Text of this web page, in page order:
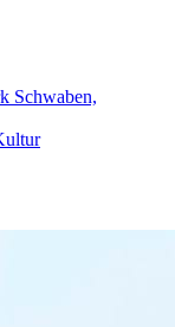
Schwaben,